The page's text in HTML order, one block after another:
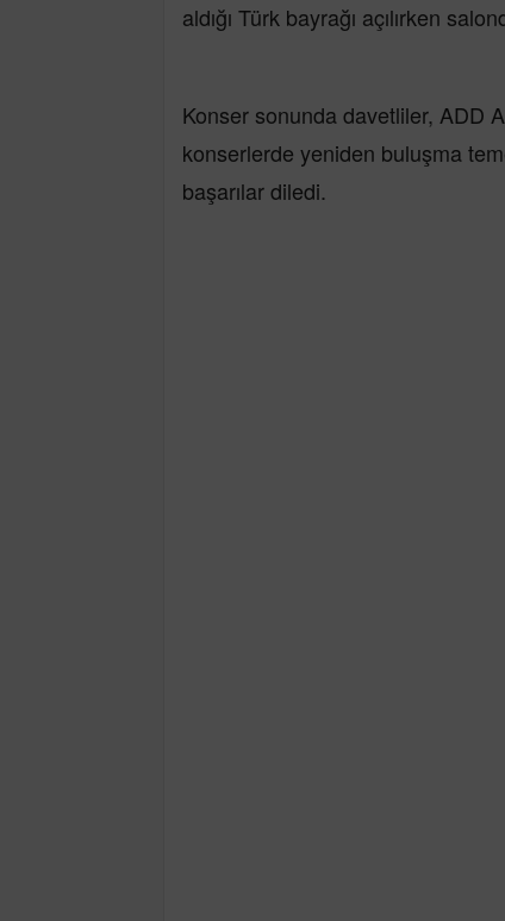
aldığı Türk bayrağı açılırken
Konser sonunda davetliler, ADD
konserlerde yeniden buluşma
başarılar diledi.